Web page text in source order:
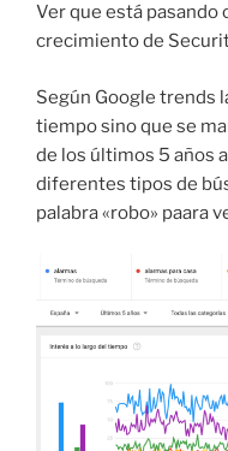
Ver que está pasando
crecimiento de
Según Google trends
tiempo sino que se
de los últimos 5 años
diferentes tipos de
palabra «robo» paara